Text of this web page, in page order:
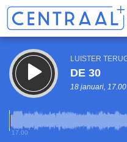
LUISTER
DE 30
18 januari,
17.00